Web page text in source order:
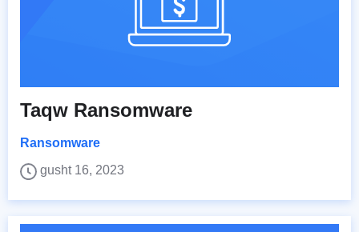
Taqw Ransomware
Ransomware
gusht 16, 2023